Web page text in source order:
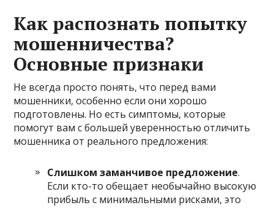
Как распознать попытку
мошенничества?
Основные признаки
Не всегда просто понять, что перед вами
мошенники, особенно если они хорошо
подготовлены. Но есть симптомы, которые
помогут вам с большей уверенностью отличить
мошенника от реального предложения:
Слишком заманчивое предложение.
Если кто-то обещает необычайно высокую
прибыль с минимальными рисками, это